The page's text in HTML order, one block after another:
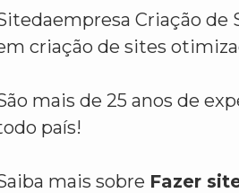
Criação de
criação de sites
mais de 25 anos de
país!
mais sobre Fazer